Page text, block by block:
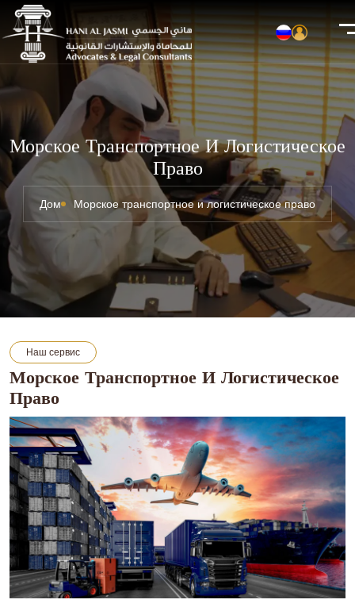
Морское Транспортное И Логистическое
Право
Дом Морское транспортное и логистическое право
Наш сервис
Морское Транспортное И Логистическое
Право